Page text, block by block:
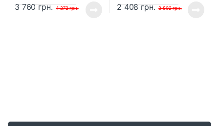
3 760 грн. 4 272грн. 2 408 грн. 2 802грн.